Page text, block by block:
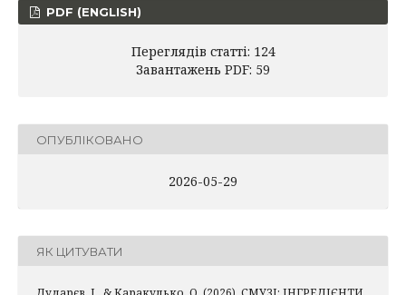
PDF (ENGLISH)
Переглядів статті: 124
Завантажень PDF: 59
ОПУБЛІКОВАНО
2026-05-29
ЯК ЦИТУВАТИ